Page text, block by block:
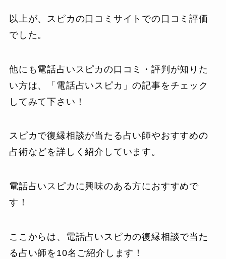
以上が、スピカの口コミサイトでの口コミ評価
でした。
他にも電話占いスピカの口コミ・評判が知りた
い方は、「電話占いスピカ」の記事をチェック
してみて下さい！
スピカで復縁相談が当たる占い師やおすすめの
占術などを詳しく紹介しています。
電話占いスピカに興味のある方におすすめで
す！
ここからは、電話占いスピカの復縁相談で当た
る占い師を10名ご紹介します！